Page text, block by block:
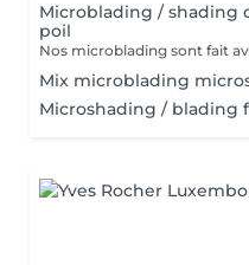
Microblading / shading
poil
Mix microblading
Microshading / blading